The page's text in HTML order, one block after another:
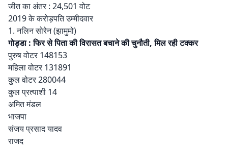
जीत का अंतर : 24,501 वोट
2019 के करोड़पति उम्मीदवार
1. नलिन सोरेन (झामुमो)
गोड्डा : फिर से पिता की विरासत बचाने की चुनौती, मिल रही टक्कर
पुरुष वोटर 148153
महिला वोटर 131891
कुल वोटर 280044
कुल प्रत्याशी 14
अमित मंडल
भाजपा
संजय प्रसाद यादव
राजद